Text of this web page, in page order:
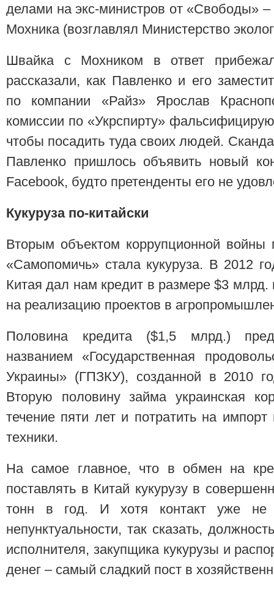
делами на экс-министров от «Свободы»
Мохника (возглавлял Министерство
Швайка с Мохником в ответ
рассказали, как Павленко и его
по компании «Райз» Ярослав
комиссии по «Укрспирту»
чтобы посадить туда своих людей.
Павленко пришлось объявить новый
Facebook, будто претенденты его не
Кукуруза по-китайски
Вторым объектом коррупционной
«Самопомичь» стала кукуруза. В 2012
Китая дал нам кредит в размере $3 млрд.
на реализацию проектов в
Половина кредита ($1,5 млрд.)
названием «Государственная
Украины» (ГПЗКУ), созданной в 2010
Вторую половину займа украинская
течение пяти лет и потратить на
техники.
На самое главное, что в обмен на
поставлять в Китай кукурузу в
тонн в год. И хотя контакт уже не
непунктуальности, так сказать,
исполнителя, закупщика кукурузы и
денег – самый сладкий пост в